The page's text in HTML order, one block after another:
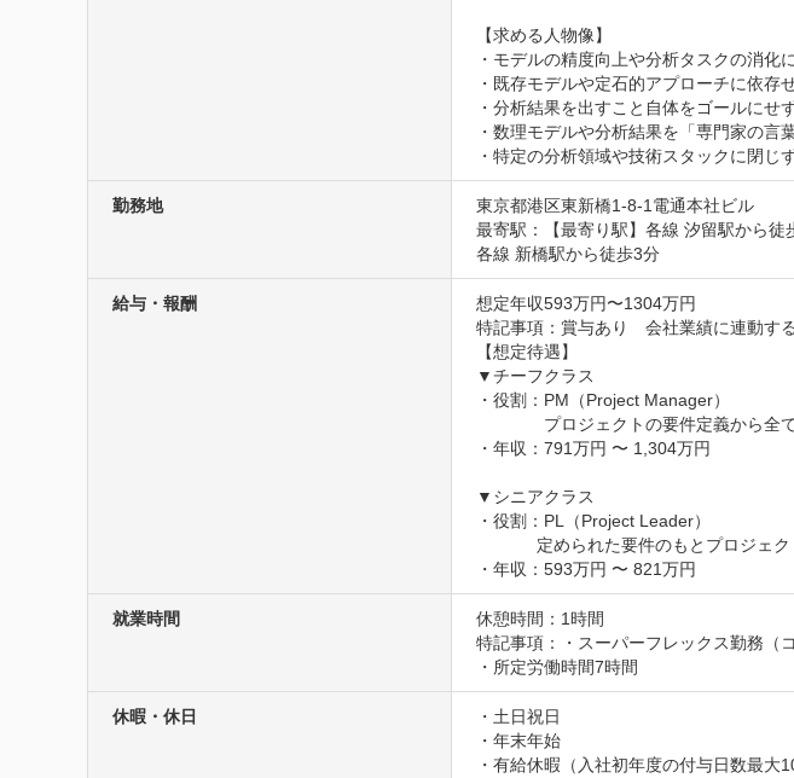
【求める人物像】
・モデルの精度向上や分析タスクの消
・既存モデルや定石的アプローチに依
・分析結果を出すこと自体をゴールに
・数理モデルや分析結果を「専門家の
・特定の分析領域や技術スタックに閉
勤務地
東京都港区東新橋1-8-1電通本社ビル
最寄駅：【最寄り駅】各線 汐留駅から徒
各線 新橋駅から徒歩3分
給与・報酬
想定年収593万円〜1304万円
特記事項：賞与あり　会社業績に連動す
【想定待遇】
▼チーフクラス
・役割：PM（Project Manager）
プロジェクトの要件定義から全て
・年収：791万円 〜 1,304万円
▼シニアクラス
・役割：PL（Project Leader）
定められた要件のもとプロジェク
・年収：593万円 〜 821万円
就業時間
休憩時間：1時間
特記事項：・スーパーフレックス勤務（
・所定労働時間7時間
休暇・休日
・土日祝日
・年末年始
・有給休暇（入社初年度の付与日数最